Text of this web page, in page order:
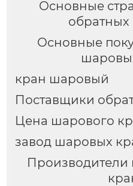
Основные
обратных
Основные
кран шаровый
Поставщики
Цена шарового
завод шаровых